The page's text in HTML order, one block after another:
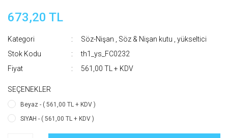
673,20 TL
Kategori Söz-Nişan
Söz & Nişan kutu , yükseltici
Stok Kodu
th1_ys_FC0232
Fiyat
561,00 TL + KDV
SEÇENEKLER
Beyaz - ( 561,00 TL + KDV )
SIYAH - ( 561,00 TL + KDV )